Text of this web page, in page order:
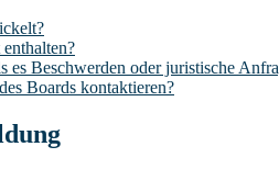
Beschwerden oder juristische
Boards kontaktieren?